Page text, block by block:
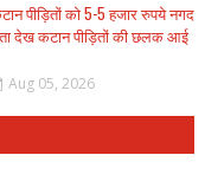
पीड़ितों को 5-5 हजार रुपये नगद
देख कटान पीड़ितों की छलक आई
Aug 05, 2026